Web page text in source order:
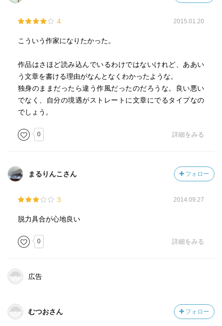
4 2015.01.20
こういう作家になりたかった。
作品はさほど読み込んでいるわけではないけれど、ああい
う文章を書ける理由がなんとなくわかったような。
独身のままだったら違う作風だったのだろうな。良い悪い
でなく、自分の境遇がストレートに文章にでるタイプなの
でしょう。
0 詳細をみる
まるりんこさん フォロー
3 2014.09.27
脱力具合が心地良い
0 詳細をみる
広告
むつおさん フォロー